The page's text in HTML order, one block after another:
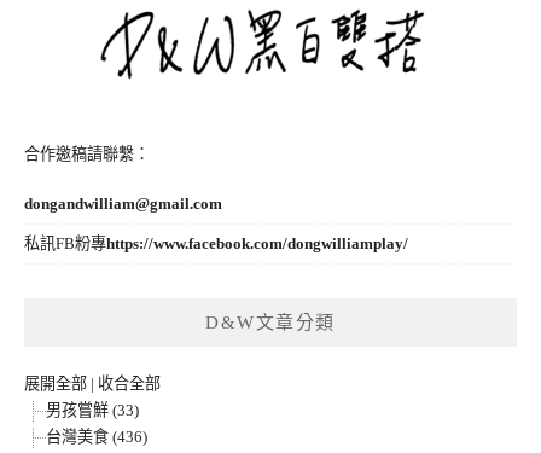
合作邀稿請聯繫：
dongandwilliam@gmail.com
私訊FB粉專https://www.facebook.com/dongwilliamplay/
D&W文章分類
展開全部 | 收合全部
男孩嘗鮮 (33)
台灣美食 (436)